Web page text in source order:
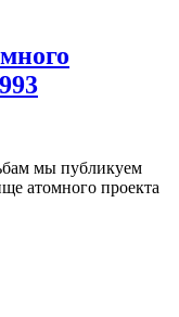
мы публикуем
атомного проекта